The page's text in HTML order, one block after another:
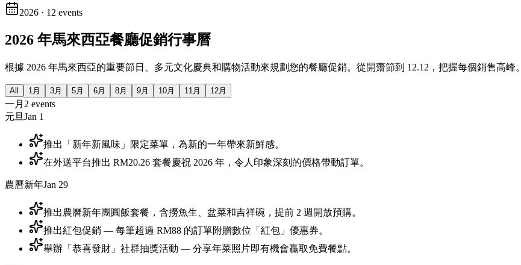
2026 · 12 events
2026 年馬來西亞餐廳促銷行事曆
根據 2026 年馬來西亞的重要節日、多元文化慶典和購物活動來規劃您的餐廳促銷。從開齋節到 12.12，把握每個銷售高峰。
All 1月 3月 5月 6月 8月 9月 10月 11月 12月
一月 2 events
元旦Jan 1
推出「新年新風味」限定菜單，為新的一年帶來新鮮感。
在外送平台推出 RM20.26 套餐慶祝 2026 年，令人印象深刻的價格帶動訂單。
農曆新年Jan 29
推出農曆新年團圓飯套餐，含撈魚生、盆菜和吉祥碗，提前 2 週開放預購。
推出紅包促銷 — 每筆超過 RM88 的訂單附贈數位「紅包」優惠券。
舉辦「恭喜發財」社群抽獎活動 — 分享年菜照片即有機會贏取免費餐點。